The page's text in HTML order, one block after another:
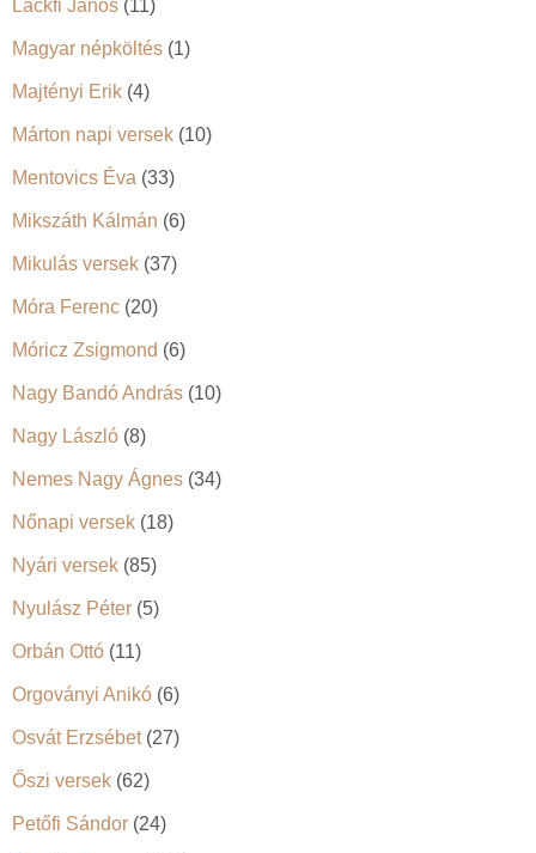
Lackfi János (11)
Magyar népköltés (1)
Majtényi Erik (4)
Márton napi versek (10)
Mentovics Éva (33)
Mikszáth Kálmán (6)
Mikulás versek (37)
Móra Ferenc (20)
Móricz Zsigmond (6)
Nagy Bandó András (10)
Nagy László (8)
Nemes Nagy Ágnes (34)
Nőnapi versek (18)
Nyári versek (85)
Nyulász Péter (5)
Orbán Ottó (11)
Orgoványi Anikó (6)
Osvát Erzsébet(27)
Őszi versek (62)
Petőfi Sándor (24)